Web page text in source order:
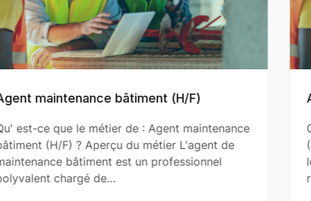
de
Aide Couvreur (H/F)
Qu' est-ce que le métier de : Aide
(H/F) ? Aperçu du métier L'aide
le couvreur principal dans
réparation et…